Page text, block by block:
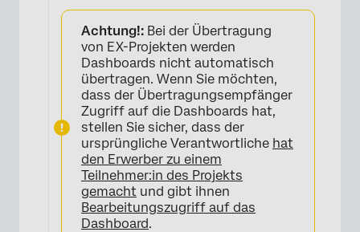
Achtung!: Bei der Übertragung
von EX-Projekten werden
Dashboards nicht automatisch
übertragen. Wenn Sie möchten,
dass der Übertragungsempfänger
Zugriff auf die Dashboards hat,
stellen Sie sicher, dass der
ursprüngliche Verantwortliche hat
den Erwerber zu einem
Teilnehmer:in des Projekts
gemacht und gibt ihnen
Bearbeitungszugriff auf das
Dashboard.